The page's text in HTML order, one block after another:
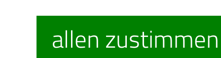
allen zustimmen